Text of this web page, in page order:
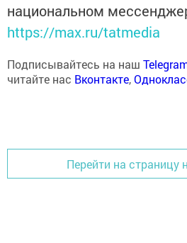
национальном
https://max.ru/tatmedia
Подписывайтесь на наш
читайте нас Вконтакте,
Перейти на страницу